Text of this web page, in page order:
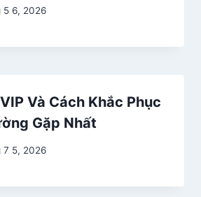
5 6, 2026
Và Cách Khắc Phục
Gặp Nhất
7 5, 2026